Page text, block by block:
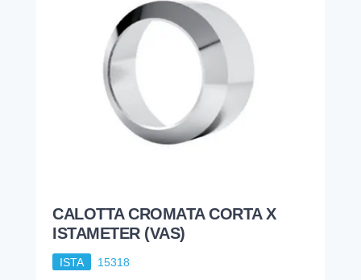
CALOTTA CROMATA CORTA X
ISTAMETER (VAS)
ISTA 15318